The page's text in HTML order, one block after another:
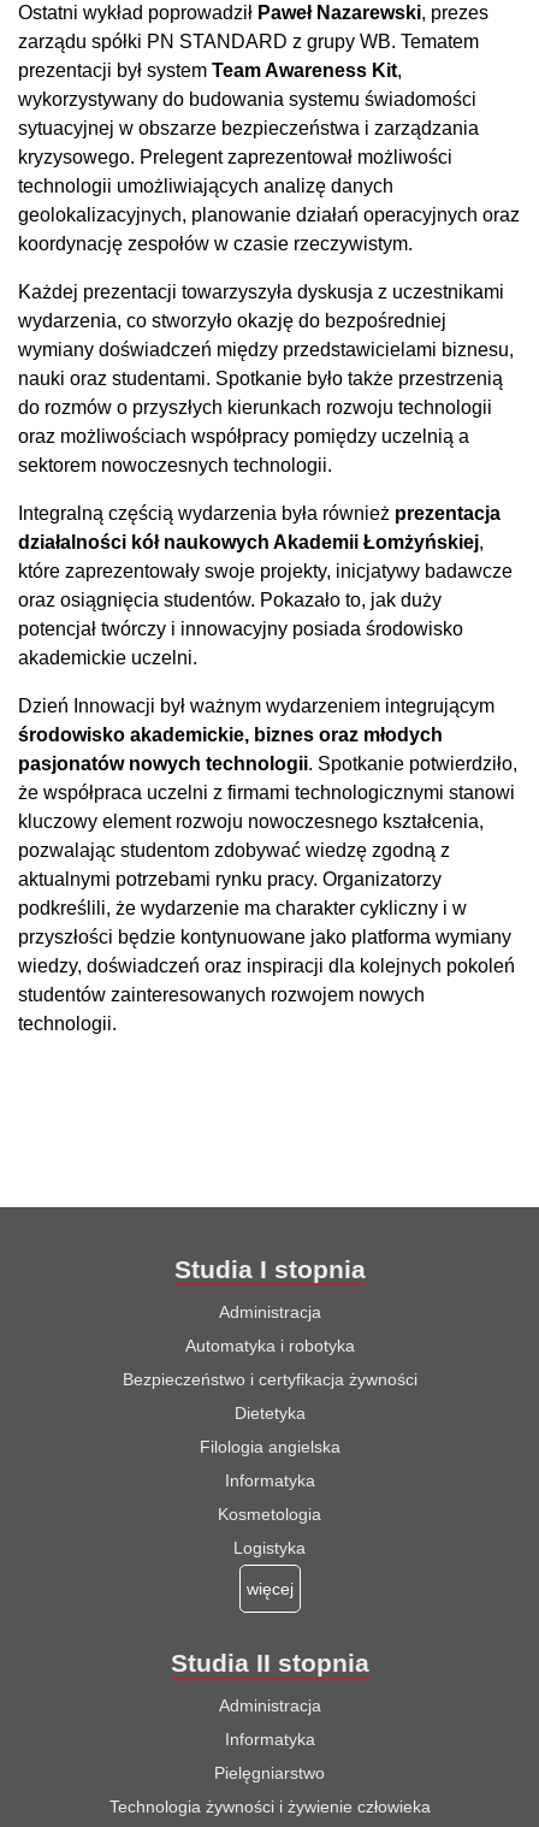
Ostatni wykład poprowadził Paweł Nazarewski, prezes
zarządu spółki PN STANDARD z grupy WB. Tematem
prezentacji był system Team Awareness Kit,
wykorzystywany do budowania systemu świadomości
sytuacyjnej w obszarze bezpieczeństwa i zarządzania
kryzysowego. Prelegent zaprezentował możliwości
technologii umożliwiających analizę danych
geolokalizacyjnych, planowanie działań operacyjnych oraz
koordynację zespołów w czasie rzeczywistym.
Każdej prezentacji towarzyszyła dyskusja z uczestnikami
wydarzenia, co stworzyło okazję do bezpośredniej
wymiany doświadczeń między przedstawicielami biznesu,
nauki oraz studentami. Spotkanie było także przestrzenią
do rozmów o przyszłych kierunkach rozwoju technologii
oraz możliwościach współpracy pomiędzy uczelnią a
sektorem nowoczesnych technologii.
Integralną częścią wydarzenia była również prezentacja
działalności kół naukowych Akademii Łomżyńskiej,
które zaprezentowały swoje projekty, inicjatywy badawcze
oraz osiągnięcia studentów. Pokazało to, jak duży
potencjał twórczy i innowacyjny posiada środowisko
akademickie uczelni.
Dzień Innowacji był ważnym wydarzeniem integrującym
środowisko akademickie, biznes oraz młodych
pasjonatów nowych technologii. Spotkanie potwierdziło,
że współpraca uczelni z firmami technologicznymi stanowi
kluczowy element rozwoju nowoczesnego kształcenia,
pozwalając studentom zdobywać wiedzę zgodną z
aktualnymi potrzebami rynku pracy. Organizatorzy
podkreślili, że wydarzenie ma charakter cykliczny i w
przyszłości będzie kontynuowane jako platforma wymiany
wiedzy, doświadczeń oraz inspiracji dla kolejnych pokoleń
studentów zainteresowanych rozwojem nowych
technologii.
Studia I stopnia
Administracja
Automatyka i robotyka
Bezpieczeństwo i certyfikacja żywności
Dietetyka
Filologia angielska
Informatyka
Kosmetologia
Logistyka
więcej
Studia II stopnia
Administracja
Informatyka
Pielęgniarstwo
Technologia żywności i żywienie człowieka